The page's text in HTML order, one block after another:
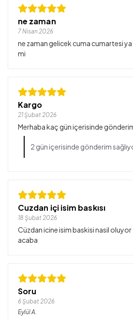
ne zaman
7 Nisan 2026
ne zaman gelicek cuma cumartesi
mi
Kargo
21 Şubat 2026
Merhaba kaç gün içerisinde
2 gün içerisinde gönderim
Cuzdan içi isim baskısı
18 Şubat 2026
Cüzdan icine isim baskisi nasil
acaba
Soru
6 Şubat 2026
EylülA.